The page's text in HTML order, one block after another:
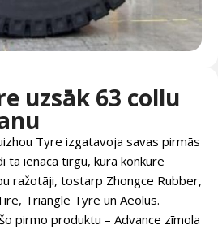
uzsāk 63 collu
Tyre izgatavoja savas pirmās
tā ienāca tirgū, kurā konkurē
ražotāji, tostarp Zhongce Rubber,
Triangle Tyre un Aeolus.
pirmo produktu – Advance zīmola